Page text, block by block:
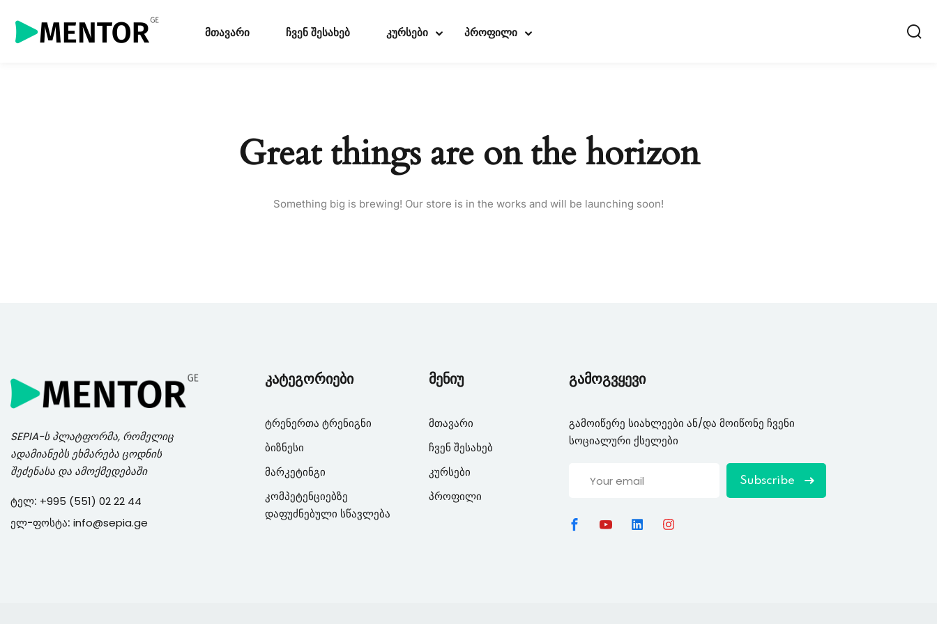
მთავარი ჩვენ შესახებ კურსები პროფილი
Great things are on the horizon
Something big is brewing! Our store is in the works and will be launching soon!
SEPIA-ს პლატფორმა, რომელიც
ადამიანებს ეხმარება ცოდნის
შეძენასა და ამოქმედებაში
ტელ: +995 (551) 02 22 44
ელ-ფოსტა: info@sepia.ge
კატეგორიები
ტრენერთა ტრენიგნი
ბიზნესი
მარკეტინგი
კომპეტენციებზე
დაფუძნებული სწავლება
მენიუ
მთავარი
ჩვენ შესახებ
კურსები
პროფილი
გამოგვყევი
გამოიწერე სიახლეები ან/და მოიწონე ჩვენი
სოციალური ქსელები
Subscribe
Don’t have an account?Sign up